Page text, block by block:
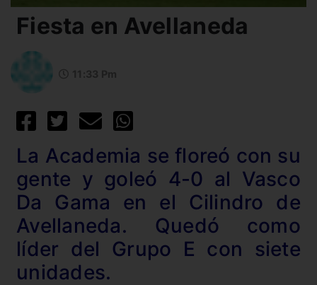
Fiesta en Avellaneda
La Academia se floreó con su
gente y goleó 4-0 al Vasco
Da Gama en el Cilindro de
Avellaneda. Quedó como
líder del Grupo E con siete
unidades.